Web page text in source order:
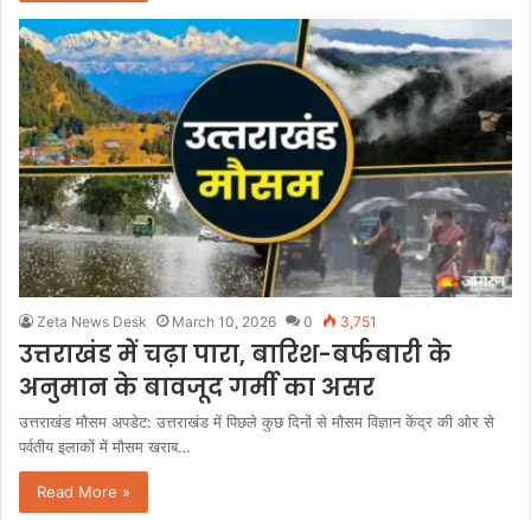
Zeta News Desk March 10, 2026 0 3,751
उत्तराखंड में चढ़ा पारा, बारिश-बर्फबारी के
अनुमान के बावजूद गर्मी का असर
उत्तराखंड मौसम अपडेट: उत्तराखंड में पिछले कुछ दिनों से मौसम विज्ञान केंद्र की ओर से
पर्वतीय इलाकों में मौसम खराब…
Read More »